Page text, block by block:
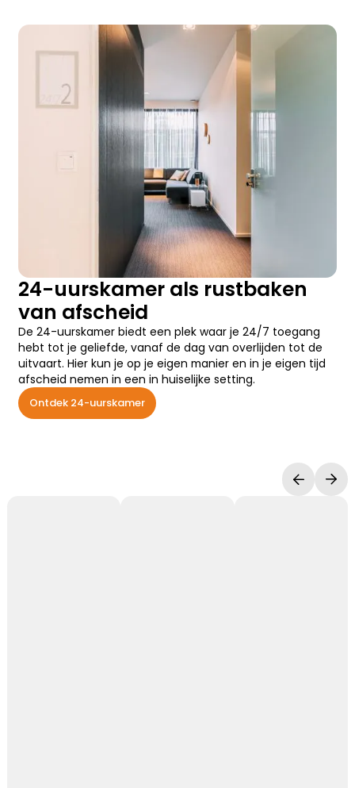
24-uurskamer als rustbaken
van afscheid
De 24-uurskamer biedt een plek waar je 24/7 toegang
hebt tot je geliefde, vanaf de dag van overlijden tot de
uitvaart. Hier kun je op je eigen manier en in je eigen tijd
afscheid nemen in een in huiselijke setting.
Ontdek 24-uurskamer